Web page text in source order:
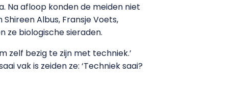
Na afloop konden de meiden niet
Albus, Fransje Voets,
ze biologische sieraden.
zelf bezig te zijn met techniek.’
vak is zeiden ze: ‘Techniek saai?